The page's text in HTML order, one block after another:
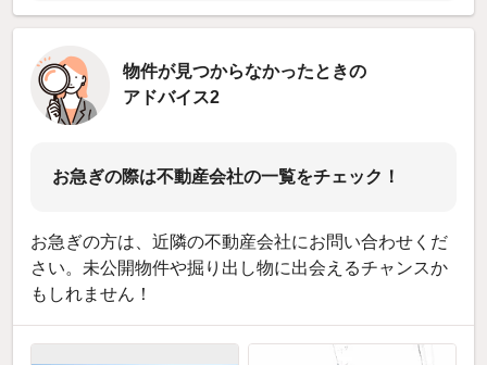
物件が見つからなかったときの
アドバイス2
お急ぎの際は不動産会社の一覧をチェック！
お急ぎの方は、近隣の不動産会社にお問い合わせくだ
さい。未公開物件や掘り出し物に出会えるチャンスか
もしれません！